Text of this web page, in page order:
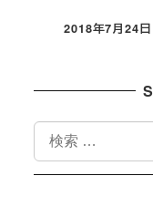
投稿日
2018年7月24日
索